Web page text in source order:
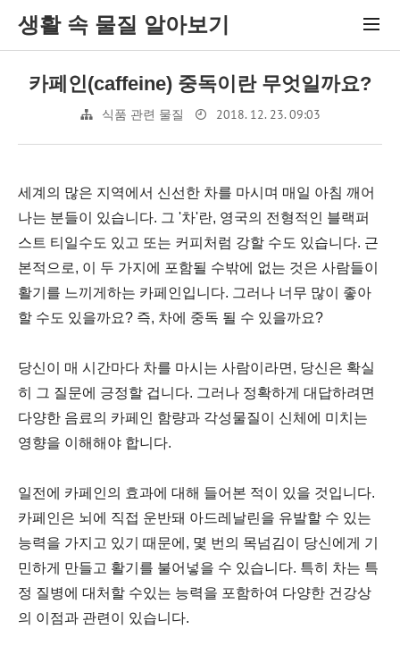
생활 속 물질 알아보기
카페인(caffeine) 중독이란 무엇일까요?
식품 관련 물질 2018. 12. 23. 09:03
세계의 많은 지역에서 신선한 차를 마시며 매일 아침 깨어
나는 분들이 있습니다. 그 '차'란, 영국의 전형적인 블랙퍼
스트 티일수도 있고 또는 커피처럼 강할 수도 있습니다. 근
본적으로, 이 두 가지에 포함될 수밖에 없는 것은 사람들이
활기를 느끼게하는 카페인입니다. 그러나 너무 많이 좋아
할 수도 있을까요? 즉, 차에 중독 될 수 있을까요?
당신이 매 시간마다 차를 마시는 사람이라면, 당신은 확실
히 그 질문에 긍정할 겁니다. 그러나 정확하게 대답하려면
다양한 음료의 카페인 함량과 각성물질이 신체에 미치는
영향을 이해해야 합니다.
일전에 카페인의 효과에 대해 들어본 적이 있을 것입니다.
카페인은 뇌에 직접 운반돼 아드레날린을 유발할 수 있는
능력을 가지고 있기 때문에, 몇 번의 목넘김이 당신에게 기
민하게 만들고 활기를 불어넣을 수 있습니다. 특히 차는 특
정 질병에 대처할 수있는 능력을 포함하여 다양한 건강상
의 이점과 관련이 있습니다.